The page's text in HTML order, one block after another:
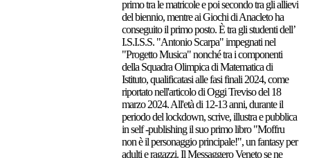
primo tra le matricole e poi secondo tra gli allievi
del biennio, mentre ai Giochi di Anacleto ha
conseguito il primo posto. È tra gli studenti dell’
I.S.I.S.S. "Antonio Scarpa" impegnati nel
"Progetto Musica" nonché tra i componenti
della Squadra Olimpica di Matematica di
Istituto, qualificatasi alle fasi finali 2024, come
riportato nell'articolo di Oggi Treviso del 18
marzo 2024. All'età di 12-13 anni, durante il
periodo del lockdown, scrive, illustra e pubblica
in self -publishing il suo primo libro "Moffru
non è il personaggio principale!", un fantasy per
adulti e ragazzi. Il Messaggero Veneto se ne